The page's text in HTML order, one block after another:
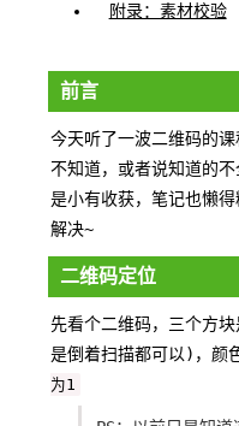
附录：素材校验
前言
今天听了一波二维码的
不知道，或者说知道的
是小有收获，笔记也懒
解决~
二维码定位
先看个二维码，三个方
是倒着扫描都可以)，颜
为1